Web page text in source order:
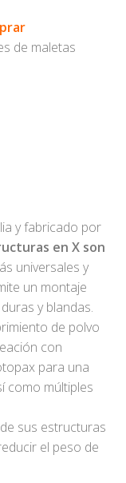
de maletas
y fabricado por
en X son
universales y
un montaje
y blandas.
de polvo
con
para una
como múltiples
sus estructuras
el peso de